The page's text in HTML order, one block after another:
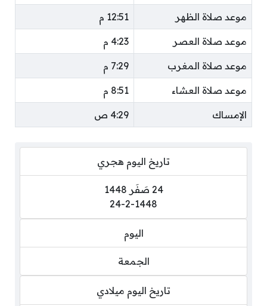
موعد صلاة الظهر 12:51 م
موعد صلاة العصر 4:23 م
موعد صلاة المغرب 7:29 م
موعد صلاة العشاء 8:51 م
الإمساك 4:29 ص
تاريخ اليوم هجري
24 صَفَر 1448
24-2-1448
اليوم
الجمعة
تاريخ اليوم ميلادي